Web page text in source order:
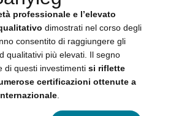
professionale e l’elevato
dimostrati nel corso degli
consentito di raggiungere gli
qualitativi più elevati. Il segno
di questi investimenti si riflette
certificazioni ottenute a